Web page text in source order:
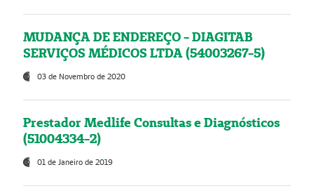
MUDANÇA DE ENDEREÇO - DIAGITAB
SERVIÇOS MÉDICOS LTDA (54003267-5)
03 de Novembro de 2020
Prestador Medlife Consultas e Diagnósticos
(51004334-2)
01 de Janeiro de 2019